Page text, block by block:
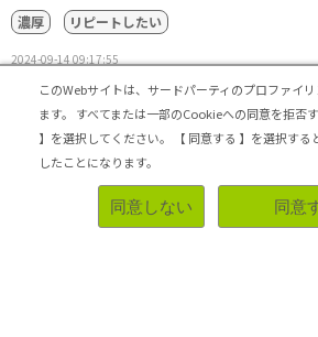
濃厚
リピートしたい
2024-09-14 09:17:55
トップへ戻る
シェアビュー公式アカウント
このWebサイトは、サードパーティのプロファイ
ます。
すべてまたは一部のCookieへの同意を拒否
】を選択してください。
【 同意する 】を選択す
したことになります。
同意しない 同意